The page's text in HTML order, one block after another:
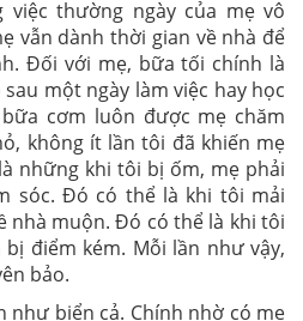
thường ngày của mẹ vô
vẫn dành thời gian về nhà để
Đối với mẹ, bữa tối chính là
một ngày làm việc hay học
cơm luôn được mẹ chăm
không ít lần tôi đã khiến mẹ
những khi tôi bị ốm, mẹ phải
sóc. Đó có thể là khi tôi mải
nhà muộn. Đó có thể là khi tôi
điểm kém. Mỗi lần như vậy,
bảo.
như biển cả. Chính nhờ có mẹ